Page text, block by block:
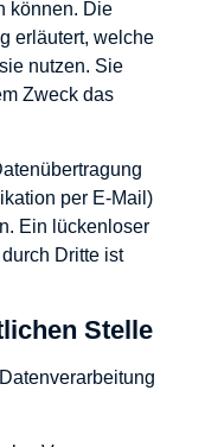
können. Die
erläutert, welche
nutzen. Sie
Zweck das
per E-Mail)
Ein lückenloser
Dritte ist
Stelle